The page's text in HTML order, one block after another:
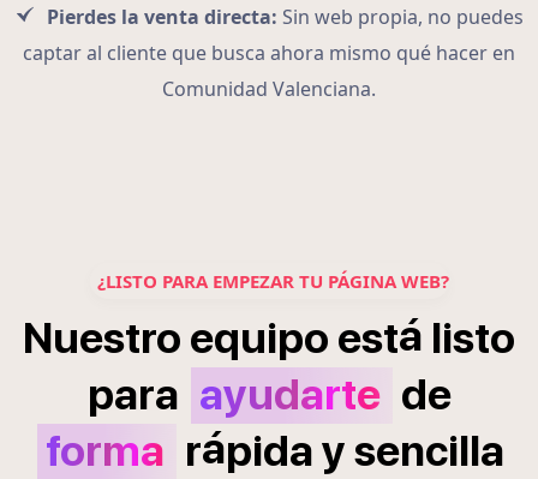
Pierdes la venta directa: Sin web propia, no puedes
captar al cliente que busca ahora mismo qué hacer en
Comunidad Valenciana.
¿LISTO PARA EMPEZAR TU PÁGINA WEB?
Nuestro equipo está listo
para ayudarte de
forma rápidaysencilla